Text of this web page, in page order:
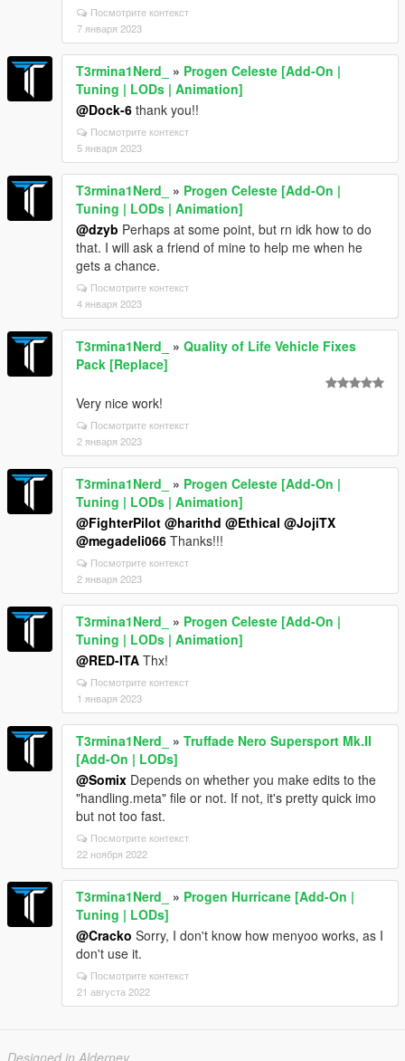
Посмотрите контекст
7 января 2023
T3rmina1Nerd_ » Progen Celeste [Add-On |
Tuning | LODs | Animation]
@Dock-6 thank you!!
Посмотрите контекст
5 января 2023
T3rmina1Nerd_ » Progen Celeste [Add-On |
Tuning | LODs | Animation]
@dzyb Perhaps at some point, but rn idk how to do
that. I will ask a friend of mine to help me when he
gets a chance.
Посмотрите контекст
4 января 2023
T3rmina1Nerd_ » Quality of Life Vehicle Fixes
Pack [Replace]
Very nice work!
Посмотрите контекст
2 января 2023
T3rmina1Nerd_ » Progen Celeste [Add-On |
Tuning | LODs | Animation]
@FighterPilot @harithd @Ethical @JojiTX
@megadeli066 Thanks!!!
Посмотрите контекст
2 января 2023
T3rmina1Nerd_ » Progen Celeste [Add-On |
Tuning | LODs | Animation]
@RED-ITA Thx!
Посмотрите контекст
1 января 2023
T3rmina1Nerd_ » Truffade Nero Supersport Mk.II
[Add-On | LODs]
@Somix Depends on whether you make edits to the
"handling.meta" file or not. If not, it's pretty quick imo
but not too fast.
Посмотрите контекст
22 ноября 2022
T3rmina1Nerd_ » Progen Hurricane [Add-On |
Tuning | LODs]
@Cracko Sorry, I don't know how menyoo works, as I
don't use it.
Посмотрите контекст
21 августа 2022
Designed in Alderney